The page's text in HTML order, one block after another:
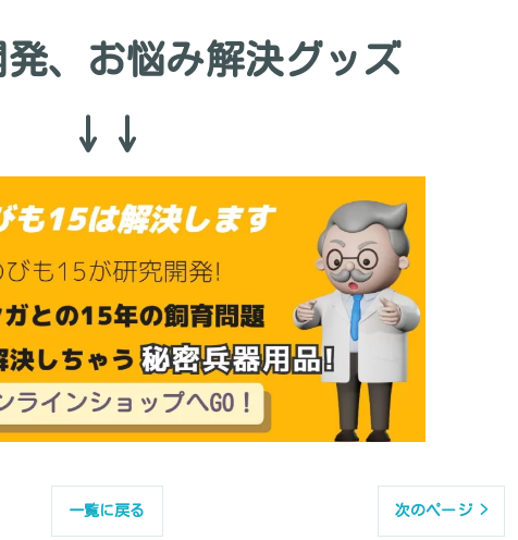
発、お悩み解決グッズ
↓↓
一覧に戻る 次のページ >